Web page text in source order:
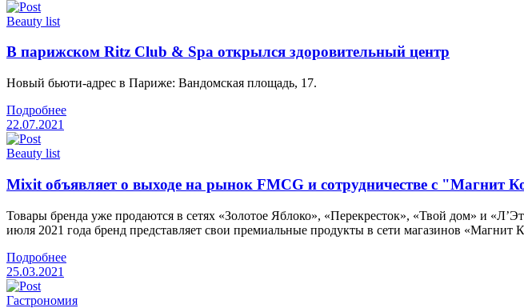
Beauty list
В парижском Ritz Club & Spa открылся здоровительный центр
Новый бьюти-адрес в Париже: Вандомская площадь, 17.
Подробнее
22.07.2021
Beauty list
Mixit объявляет о выходе на рынок FMCG и сотрудничестве с "Магнит
Товары бренда уже продаются в сетях «Золотое Яблоко», «Перекресток», «Твой дом» и
июля 2021 года бренд представляет свои премиальные продукты в сети магазинов «Магнит
Подробнее
25.03.2021
Гастрономия